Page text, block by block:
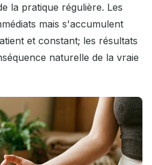
la pratique régulière. Les
mais s'accumulent
et constant; les résultats
naturelle de la vraie